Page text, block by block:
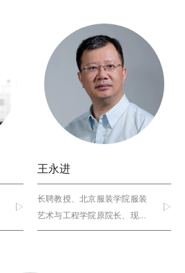
王永进
长聘教授、北京服装学院服装
艺术与工程学院原院长、现科
技处处长